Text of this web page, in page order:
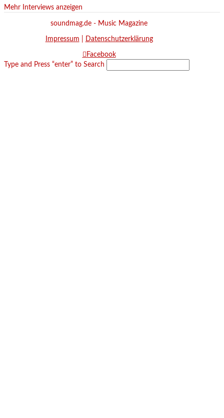
Mehr Interviews anzeigen
soundmag.de - Music Magazine
Impressum Datenschutzerklärung
Facebook
Type and Press “enter” to Search